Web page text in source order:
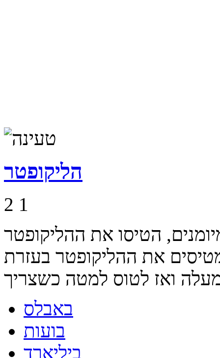
הליקופטר
2 1
הטיסו את ההליקופטר
את ההליקופטר בעזרת
באבלס
בועות
ביליארד